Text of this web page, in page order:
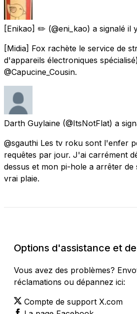
[Enikao] ✏️ (@eni_kao) a signalé il
[Midia] Fox rachète le service de
d'appareils électroniques
@Capucine_Cousin.
Darth Guylaine (@ItsNotFlat) a
@sgauthi Les tv roku sont l'enfer
requêtes par jour. J'ai carrément
dessus et mon pi-hole a arrêter de
vrai plaie.
Options d'assistance et
Vous avez des problèmes?
réclamations ou dépannez ici:
Compte de support X.com